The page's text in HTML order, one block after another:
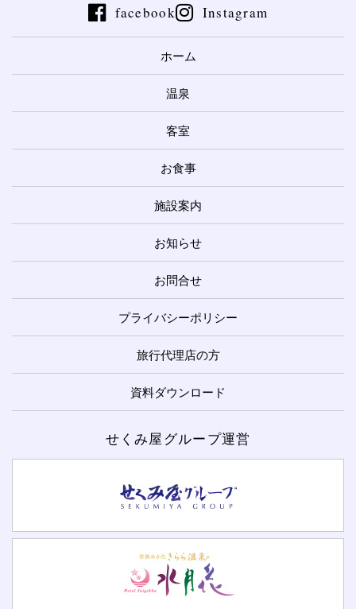
facebook
Instagram
ホーム
温泉
客室
お食事
施設案内
お知らせ
お問合せ
プライバシーポリシー
旅行代理店の方
資料ダウンロード
せくみ屋グループ運営